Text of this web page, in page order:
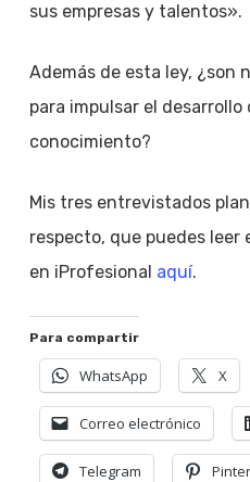
sus empresas y talentos».
Además de esta ley, ¿son
para impulsar el desarrollo
conocimiento?
Mis tres entrevistados
respecto, que puedes leer
en iProfesional aquí.
Para compartir
WhatsApp X
Correo electrónico
Telegram